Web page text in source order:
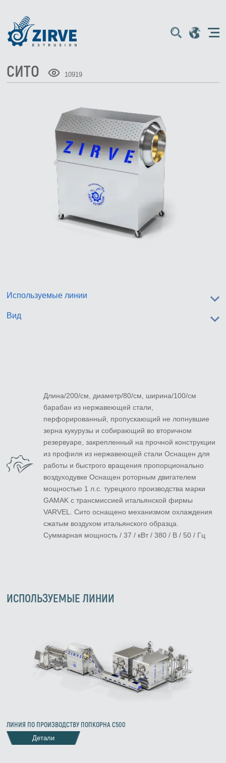
СИТО 10919
Используемые линии
Вид
Длина/200/см, диаметр/80/см, ширина/100/см
барабан из нержавеющей стали,
перфорированный, пропускающий не лопнувшие
зерна кукурузы и собирающий во вторичном
резервуаре, закрепленный на прочной конструкции
из профиля из нержавеющей стали Оснащен для
работы и быстрого вращения пропорционально
воздуходувке Оснащен роторным двигателем
мощностью 1 л.с. турецкого производства марки
GAMAK с трансмиссией итальянской фирмы
VARVEL. Сито оснащено механизмом охлаждения
сжатым воздухом итальянского образца.
Суммарная мощность / 37 / кВт / 380 / В / 50 / Гц
ИСПОЛЬЗУЕМЫЕ ЛИНИИ
ЛИНИЯ ПО ПРОИЗВОДСТВУ ПОПКОРНА C500
Детали